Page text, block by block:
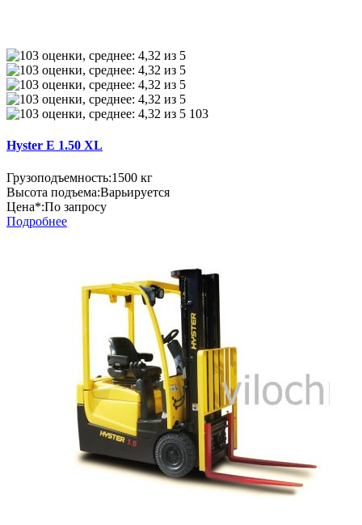
103
Hyster E 1.50 XL
Грузоподъемность:1500 кг
Высота подъема:Варьируется
Цена*:По запросу
Подробнее